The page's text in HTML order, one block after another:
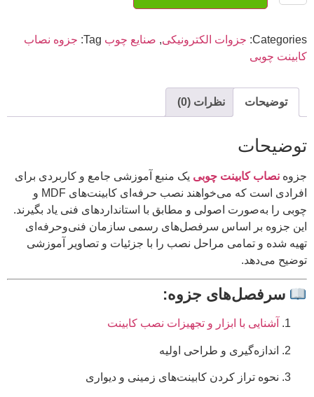
Categories: جزوات الکترونیکی, صنایع چوب Tag: جزوه نصاب
کابینت چوبی
توضیحات نظرات (0)
توضیحات
جزوه نصاب کابینت چوبی یک منبع آموزشی جامع و کاربردی برای
افرادی است که می‌خواهند نصب حرفه‌ای کابینت‌های MDF و
چوبی را به‌صورت اصولی و مطابق با استانداردهای فنی یاد بگیرند.
این جزوه بر اساس سرفصل‌های رسمی سازمان فنی‌وحرفه‌ای
تهیه شده و تمامی مراحل نصب را با جزئیات و تصاویر آموزشی
توضیح می‌دهد.
سرفصل‌های جزوه:
آشنایی با ابزار و تجهیزات نصب کابینت
اندازه‌گیری و طراحی اولیه
نحوه تراز کردن کابینت‌های زمینی و دیواری